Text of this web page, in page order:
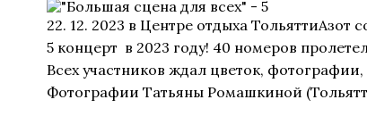
22. 12. 2023 в Центре отдыха
5 концерт в 2023 году! 40 номеров
Всех участников ждал цветок,
Фотографии Татьяны Ромашкиной